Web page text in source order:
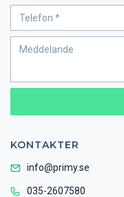
KONTAKTER
info@primy.se
035-2607580